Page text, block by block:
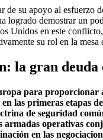
de su apoyo al esfuerzo
logrado demostrar un
Unidos en este
su rol en la mesa
la gran deuda
para proporcionar
las primeras etapas
de seguridad
armadas operativas
en las